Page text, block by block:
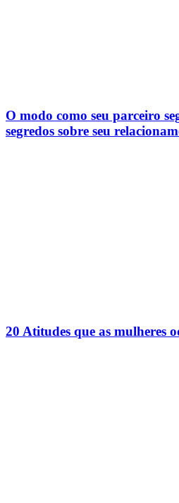
O modo como seu parceiro
segredos sobre seu
20 Atitudes que as mulheres